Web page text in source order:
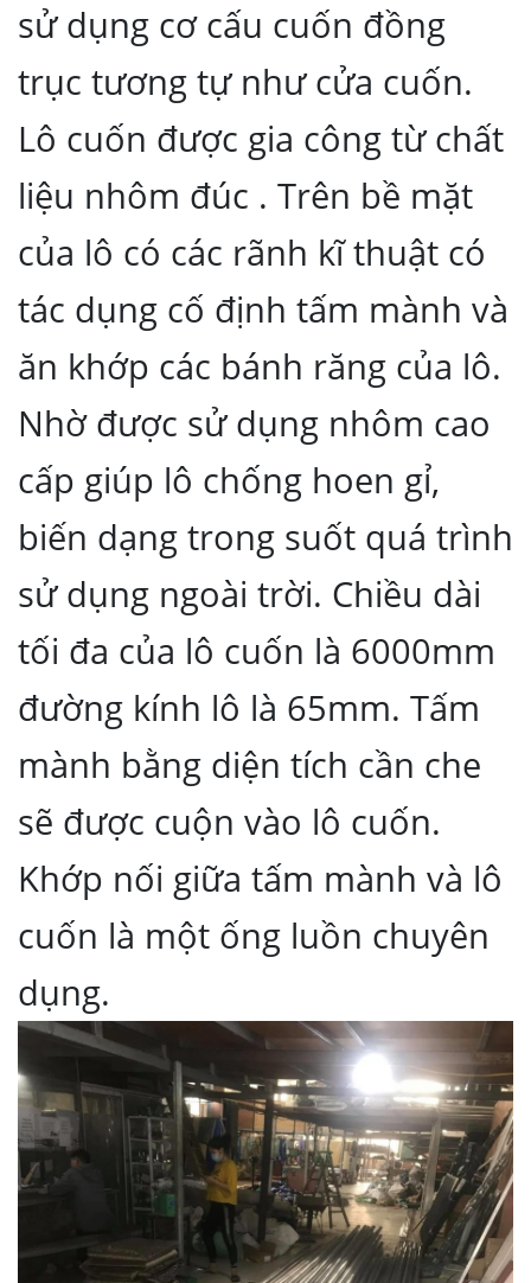
sử dụng cơ cấu cuốn đồng
trục tương tự như cửa cuốn.
Lô cuốn được gia công từ chất
liệu nhôm đúc . Trên bề mặt
của lô có các rãnh kĩ thuật có
tác dụng cố định tấm mành và
ăn khớp các bánh răng của lô.
Nhờ được sử dụng nhôm cao
cấp giúp lô chống hoen gỉ,
biến dạng trong suốt quá trình
sử dụng ngoài trời. Chiều dài
tối đa của lô cuốn là 6000mm
đường kính lô là 65mm. Tấm
mành bằng diện tích cần che
sẽ được cuộn vào lô cuốn.
Khớp nối giữa tấm mành và lô
cuốn là một ống luồn chuyên
dụng.